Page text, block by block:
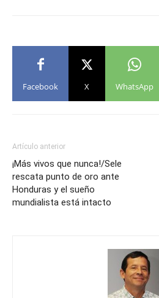
Facebook X WhatsApp
Artículo anterior
¡Más vivos que nunca!/Sele
rescata punto de oro ante
Honduras y el sueño
mundialista está intacto